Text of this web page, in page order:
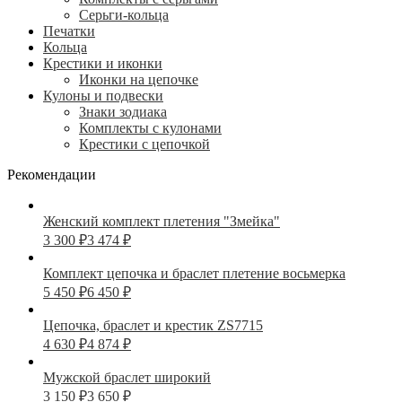
Серьги-кольца
Печатки
Кольца
Крестики и иконки
Иконки на цепочке
Кулоны и подвески
Знаки зодиака
Комплекты с кулонами
Крестики с цепочкой
Рекомендации
Женский комплект плетения "Змейка"
3 300 ₽3 474 ₽
Комплект цепочка и браслет плетение восьмерка
5 450 ₽6 450 ₽
Цепочка, браслет и крестик ZS7715
4 630 ₽4 874 ₽
Мужской браслет широкий
3 150 ₽3 650 ₽